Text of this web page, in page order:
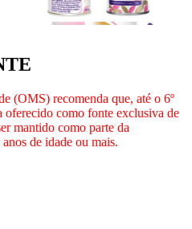
(OMS) recomenda que, até o 6º
oferecido como fonte exclusiva de
mantido como parte da
de idade ou mais.